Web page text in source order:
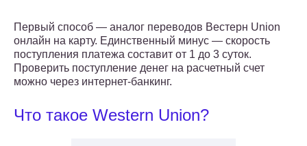
Первый способ — аналог переводов Вестерн Union
онлайн на карту. Единственный минус — скорость
поступления платежа составит от 1 до 3 суток.
Проверить поступление денег на расчетный счет
можно через интернет-банкинг.
Что такое Western Union?